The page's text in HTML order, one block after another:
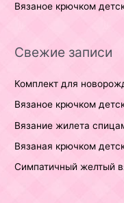
Вязаное крючком
Свежие записи
Комплект для
Вязаное крючком
Вязание жилета
Вязаная крючком
Симпатичный желтый